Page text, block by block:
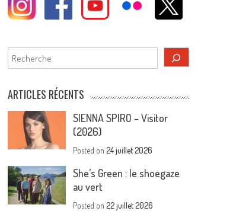
Rechercher
ARTICLES RÉCENTS
SIENNA SPIRO – Visitor
(2026)
Posted on24 juillet 2026
She’s Green : le shoegaze
au vert
Posted on22 juillet 2026